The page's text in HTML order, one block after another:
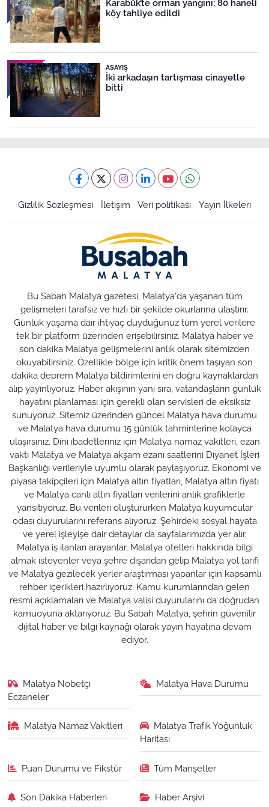
Karabük’te orman yangını: 80 haneli
köy tahliye edildi
ASAYIŞ
İki arkadaşın tartışması cinayetle
bitti
Gizlilik Sözleşmesi İletişim Veri politikası Yayın İlkeleri
Bu Sabah Malatya gazetesi, Malatya'da yaşanan tüm
gelişmeleri tarafsız ve hızlı bir şekilde okurlarına ulaştırır.
Günlük yaşama dair ihtiyaç duyduğunuz tüm yerel verilere
tek bir platform üzerinden erişebilirsiniz. Malatya haber ve
son dakika Malatya gelişmelerini anlık olarak sitemizden
okuyabilirsiniz. Özellikle bölge için kritik önem taşıyan son
dakika deprem Malatya bildirimlerini en doğru kaynaklardan
alıp yayınlıyoruz. Haber akışının yanı sıra, vatandaşların günlük
hayatını planlaması için gerekli olan servisleri de eksiksiz
sunuyoruz. Sitemiz üzerinden güncel Malatya hava durumu
ve Malatya hava durumu 15 günlük tahminlerine kolayca
ulaşırsınız. Dini ibadetleriniz için Malatya namaz vakitleri, ezan
vakti Malatya ve Malatya akşam ezanı saatlerini Diyanet İşleri
Başkanlığı verileriyle uyumlu olarak paylaşıyoruz. Ekonomi ve
piyasa takipçileri için Malatya altın fiyatları, Malatya altın fiyatı
ve Malatya canlı altın fiyatları verilerini anlık grafiklerle
yansıtıyoruz. Bu verileri oluştururken Malatya kuyumcular
odası duyurularını referans alıyoruz. Şehirdeki sosyal hayata
ve yerel işleyişe dair detaylar da sayfalarımızda yer alır.
Malatya iş ilanları arayanlar, Malatya otelleri hakkında bilgi
almak isteyenler veya şehre dışarıdan gelip Malatya yol tarifi
ve Malatya gezilecek yerler araştırması yapanlar için kapsamlı
rehber içerikleri hazırlıyoruz. Kamu kurumlarından gelen
resmi açıklamaları ve Malatya valisi duyurularını da doğrudan
kamuoyuna aktarıyoruz. Bu Sabah Malatya, şehrin güvenilir
dijital haber ve bilgi kaynağı olarak yayın hayatına devam
ediyor.
Malatya Nöbetçi
Eczaneler
Malatya Hava Durumu
Malatya Namaz Vakitleri
Malatya Trafik Yoğunluk
Haritası
Puan Durumu ve Fikstür Tüm Manşetler
Son Dakika Haberleri Haber Arşivi